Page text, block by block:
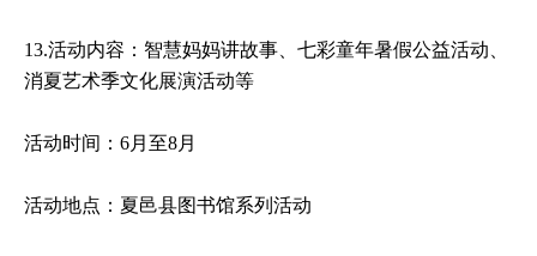
13.活动内容：智慧妈妈讲故事、七彩童年暑假公益活动、
消夏艺术季文化展演活动等
活动时间：6月至8月
活动地点：夏邑县图书馆系列活动